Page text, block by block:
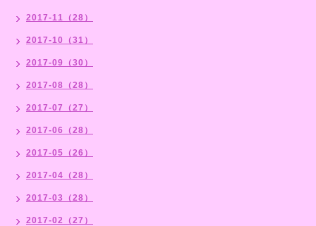
2017-11（28）
2017-10（31）
2017-09（30）
2017-08（28）
2017-07（27）
2017-06（28）
2017-05（26）
2017-04（28）
2017-03（28）
2017-02（27）